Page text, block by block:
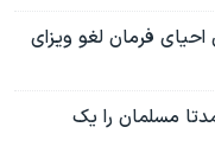
فرمان لغو ویزای
مسلمان را یک